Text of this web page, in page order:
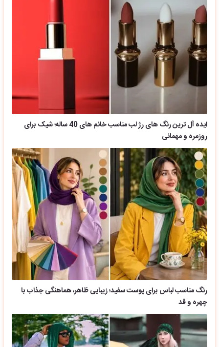
ایده آل ترین رنگ های رژ لب مناسب خانم های 40 ساله؛ شیک برای
روزمره و مهمانی
رنگ مناسب لباس برای پوست سفید؛ زیبایی ظاهر، هماهنگی جذاب با
چهره و قد